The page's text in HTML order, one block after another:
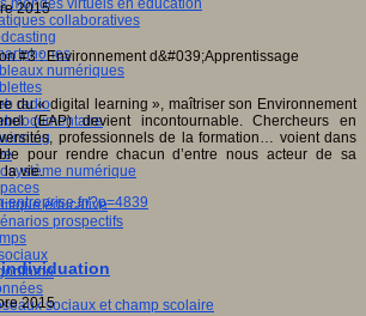
mondes virtuels en éducation
collaboratives
numériques
radio
numérique
éducative
prospectifs
sociaux et champ scolaire
2015
du « digital learning », maîtriser son Environnement
(EAP) devient incontournable. Chercheurs en
professionnels de la formation… voient dans
pour rendre chacun d’entre nous acteur de sa
la vie.
entreprise.fr/?p=4839
2015